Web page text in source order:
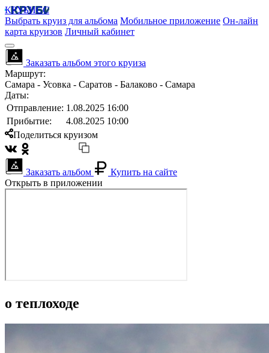
КРУБИСС
Выбрать круиз для альбома Мобильное приложение Он-лайн
карта круизов Личный кабинет
Заказать альбом этого круиза
Маршрут:
Самара - Усовка - Саратов - Балаково - Самара
Даты:
Отправление: 1.08.2025 16:00
Прибытие:
4.08.2025 10:00
Поделиться круизом
Заказать альбом
Купить на сайте
Открыть в приложении
о теплоходе